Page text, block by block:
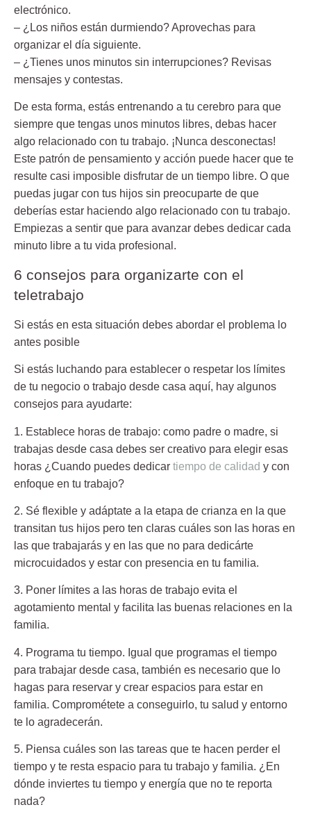
electrónico.
– ¿Los niños están durmiendo? Aprovechas para
organizar el día siguiente.
– ¿Tienes unos minutos sin interrupciones? Revisas
mensajes y contestas.
De esta forma, estás entrenando a tu cerebro para que
siempre que tengas unos minutos libres, debas hacer
algo relacionado con tu trabajo. ¡Nunca desconectas!
Este patrón de pensamiento y acción puede hacer que te
resulte casi imposible disfrutar de un tiempo libre. O que
puedas jugar con tus hijos sin preocuparte de que
deberías estar haciendo algo relacionado con tu trabajo.
Empiezas a sentir que para avanzar debes dedicar cada
minuto libre a tu vida profesional.
6 consejos para organizarte con el
teletrabajo
Si estás en esta situación debes abordar el problema lo
antes posible
Si estás luchando para establecer o respetar los límites
de tu negocio o trabajo desde casa aquí, hay algunos
consejos para ayudarte:
1. Establece horas de trabajo: como padre o madre, si
trabajas desde casa debes ser creativo para elegir esas
horas ¿Cuando puedes dedicar tiempo de calidad y con
enfoque en tu trabajo?
2. Sé flexible y adáptate a la etapa de crianza en la que
transitan tus hijos pero ten claras cuáles son las horas en
las que trabajarás y en las que no para dedicárte
microcuidados y estar con presencia en tu familia.
3. Poner límites a las horas de trabajo evita el
agotamiento mental y facilita las buenas relaciones en la
familia.
4. Programa tu tiempo. Igual que programas el tiempo
para trabajar desde casa, también es necesario que lo
hagas para reservar y crear espacios para estar en
familia. Comprométete a conseguirlo, tu salud y entorno
te lo agradecerán.
5. Piensa cuáles son las tareas que te hacen perder el
tiempo y te resta espacio para tu trabajo y familia. ¿En
dónde inviertes tu tiempo y energía que no te reporta
nada?